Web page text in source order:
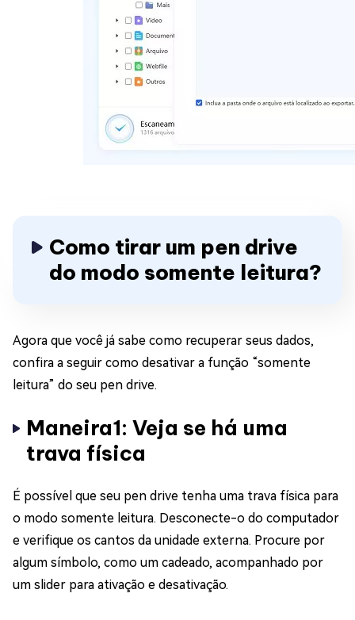
Como tirar um pen drive
do modo somente leitura?
Agora que você já sabe como recuperar seus dados,
confira a seguir como desativar a função “somente
leitura” do seu pen drive.
Maneira1: Veja se há uma
trava física
É possível que seu pen drive tenha uma trava física para
o modo somente leitura. Desconecte-o do computador
e verifique os cantos da unidade externa. Procure por
algum símbolo, como um cadeado, acompanhado por
um slider para ativação e desativação.